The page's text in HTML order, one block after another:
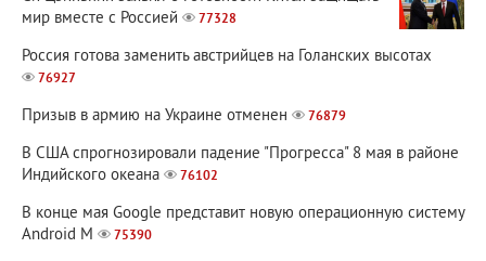
мир вместе с Россией
77328
Россия готова заменить австрийцев на Голанских высотах
76927
Призыв в армию на Украине отменен 76879
В США спрогнозировали падение "Прогресса" 8 мая в районе
Индийского океана
76102
В конце мая Google представит новую операционную систему
Android M
75390